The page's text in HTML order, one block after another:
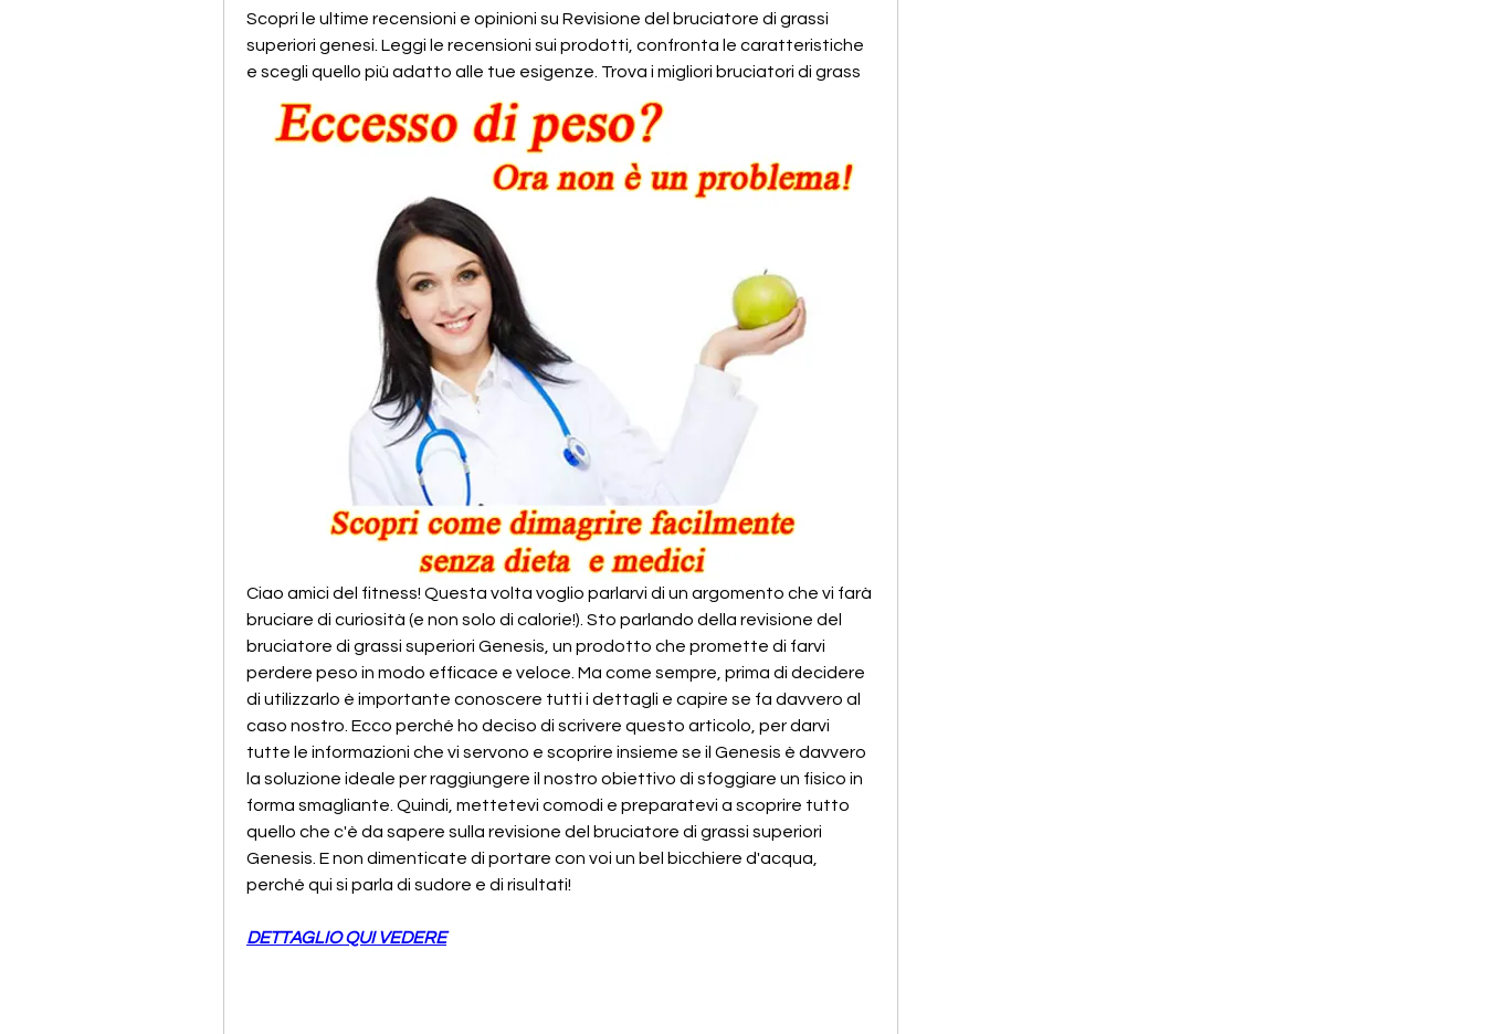
Scopri le ultime recensioni e opinioni su Revisione del bruciatore di grassi
superiori genesi. Leggi le recensioni sui prodotti, confronta le caratteristiche
e scegli quello più adatto alle tue esigenze. Trova i migliori bruciatori di grass
Ciao amici del fitness! Questa volta voglio parlarvi di un argomento che vi farà
bruciare di curiosità (e non solo di calorie!). Sto parlando della revisione del
bruciatore di grassi superiori Genesis, un prodotto che promette di farvi
perdere peso in modo efficace e veloce. Ma come sempre, prima di decidere
di utilizzarlo è importante conoscere tutti i dettagli e capire se fa davvero al
caso nostro. Ecco perché ho deciso di scrivere questo articolo, per darvi
tutte le informazioni che vi servono e scoprire insieme se il Genesis è davvero
la soluzione ideale per raggiungere il nostro obiettivo di sfoggiare un fisico in
forma smagliante. Quindi, mettetevi comodi e preparatevi a scoprire tutto
quello che c'è da sapere sulla revisione del bruciatore di grassi superiori
Genesis. E non dimenticate di portare con voi un bel bicchiere d'acqua,
perché qui si parla di sudore e di risultati!
DETTAGLIO QUI VEDERE